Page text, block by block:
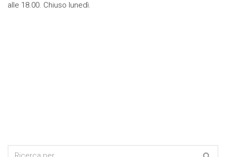
alle 18.00. Chiuso lunedì.